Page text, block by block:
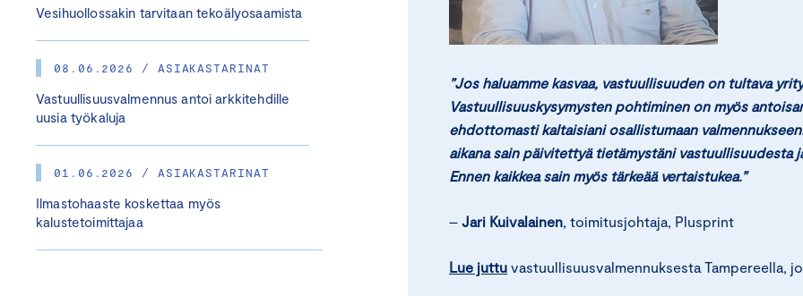
Vesihuollossakin tarvitaan tekoälyosaamista
08.06.2026 / ASIAKASTARINAT
Vastuullisuusvalmennus antoi arkkitehdille
uusia työkaluja
01.06.2026 / ASIAKASTARINAT
Ilmastohaaste koskettaa myös
kalustetoimittajaa
”Jos haluamme kasvaa, vastuullisuuden on tultava
Vastuullisuuskysymysten pohtiminen on myös
ehdottomasti kaltaisiani osallistumaan
aikana sain päivitettyä tietämystäni vastuullisuudesta
Ennen kaikkea sain myös tärkeää vertaistukea.”
– Jari Kuivalainen, toimitusjohtaja, Plusprint
Lue juttu vastuullisuusvalmennuksesta Tampereella,